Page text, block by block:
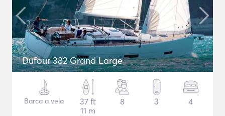
Dufour 382 Grand Large
Barca a vela
37 ft
11 m
8 3 4